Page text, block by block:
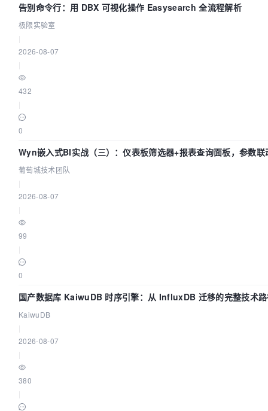
告别命令行：用 DBX 可视化操作 Easysearch 全流程解析
极限实验室
2026-08-07
432
0
Wyn嵌入式BI实战（三）：仪表板筛选器+报表查询面板，参数联
葡萄城技术团队
2026-08-07
99
0
国产数据库 KaiwuDB 时序引擎：从 InfluxDB 迁移的完整技术
KaiwuDB
2026-08-07
380